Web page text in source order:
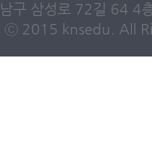
남구 삼성로 72길 64
2015 knsedu. All